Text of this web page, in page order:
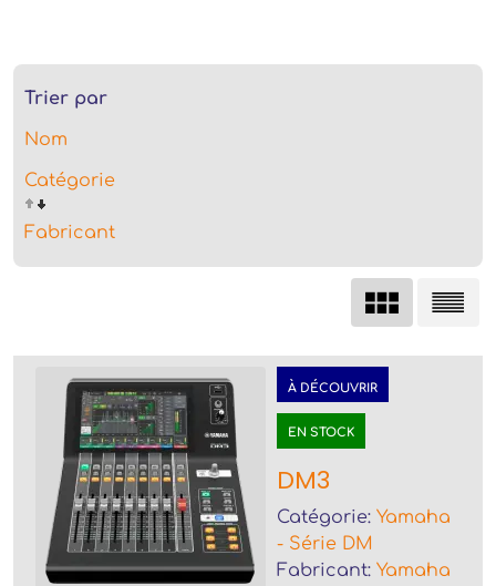
Trier par
Nom
Catégorie
Fabricant
À DÉCOUVRIR
EN STOCK
DM3
Catégorie: Yamaha
- Série DM
Fabricant: Yamaha